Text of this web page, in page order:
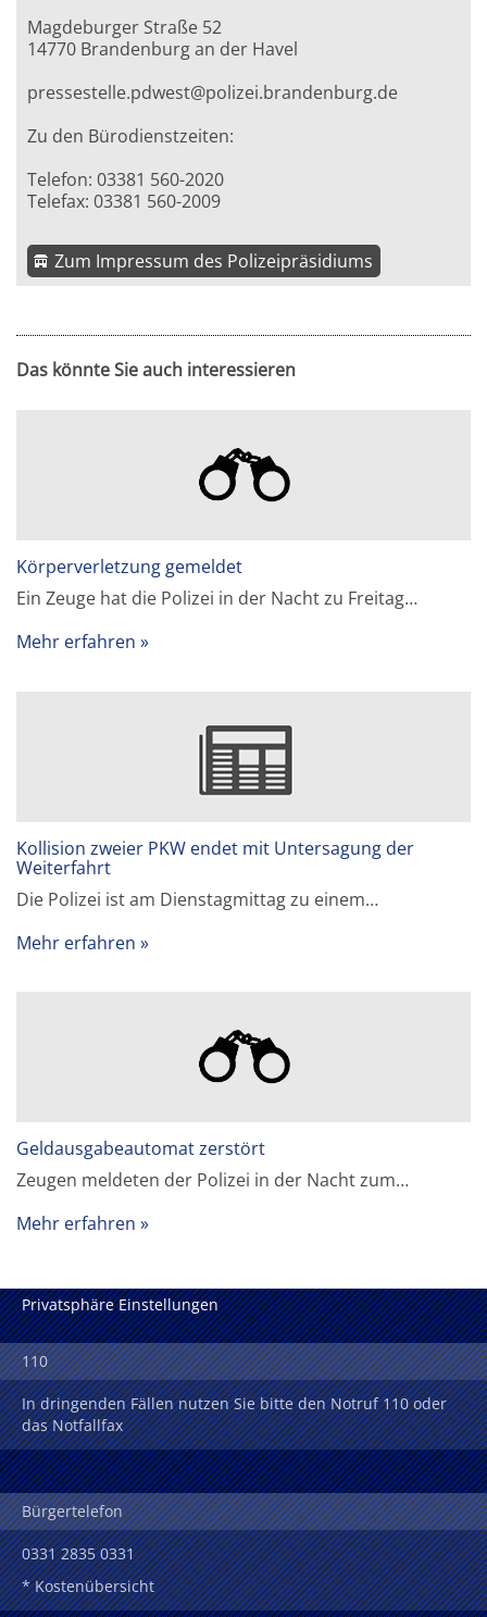
Magdeburger Straße 52
14770 Brandenburg an der Havel
pressestelle.pdwest@polizei.brandenburg.de
Zu den Bürodienstzeiten:
Telefon: 03381 560-2020
Telefax: 03381 560-2009
Zum Impressum des Polizeipräsidiums
Das könnte Sie auch interessieren
Körperverletzung gemeldet
Ein Zeuge hat die Polizei in der Nacht zu Freitag…
Mehr erfahren
Kollision zweier PKW endet mit Untersagung der
Weiterfahrt
Die Polizei ist am Dienstagmittag zu einem…
Mehr erfahren
Geldausgabeautomat zerstört
Zeugen meldeten der Polizei in der Nacht zum…
Mehr erfahren
Privatsphäre Einstellungen
110
In dringenden Fällen nutzen Sie bitte den Notruf 110 oder
das Notfallfax
Bürgertelefon
0331 2835 0331
* Kostenübersicht